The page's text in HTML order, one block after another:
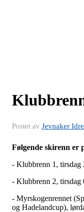
Postet av Jevnaker
Følgende skirenn er
- Klubbrenn 1, tirsdag
- Klubbrenn 2, tirsdag
- Myrskogenrennet
og Hadelandcup),